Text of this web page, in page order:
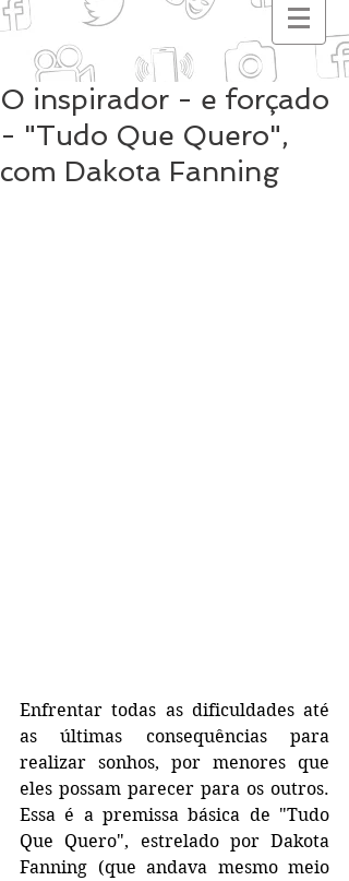
O inspirador - e forçado
- "Tudo Que Quero",
com Dakota Fanning
Enfrentar todas as dificuldades até
as últimas consequências para
realizar sonhos, por menores que
eles possam parecer para os outros.
Essa é a premissa básica de "Tudo
Que Quero", estrelado por Dakota
Fanning (que andava mesmo meio